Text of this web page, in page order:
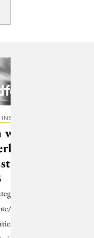
'huisstijl
complexe
hebben